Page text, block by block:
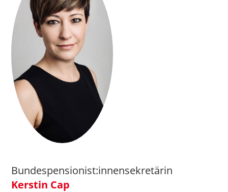
Bundespensionist:innensekretärin
Kerstin Cap